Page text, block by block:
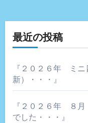
シ
ョ
ン
最近の投稿
『２０２６年 ミ
新）・・・』
『２０２６年 ８
でした・・・』